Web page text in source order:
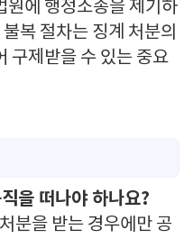
원에 행정소송을 제기하
복 절차는 징계 처분의
구제받을 수 있는 중요
을 떠나야 하나요?
분을 받는 경우에만 공